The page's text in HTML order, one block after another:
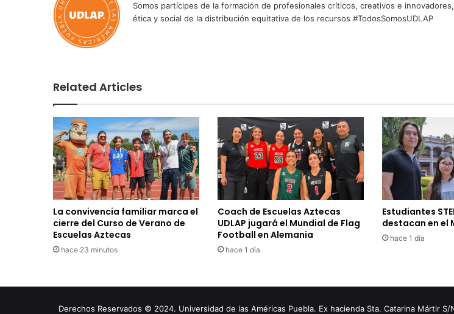
Somos partícipes de la formación de profesionales críticos, creativos e
ética y social de la distribución equitativa de los recursos #TodosSomosUDLAP
Related Articles
La convivencia familiar marca el
cierre del Curso de Verano de
Escuelas Aztecas
hace 23 minutos
Coach de Escuelas Aztecas
UDLAP jugará el Mundial de Flag
Football en Alemania
hace 1 día
Estudiantes
destacan en el
hace 1 día
Derechos Reservados © 2024. Universidad de las Américas Puebla. Ex hacienda Sta. Catarina Mártir